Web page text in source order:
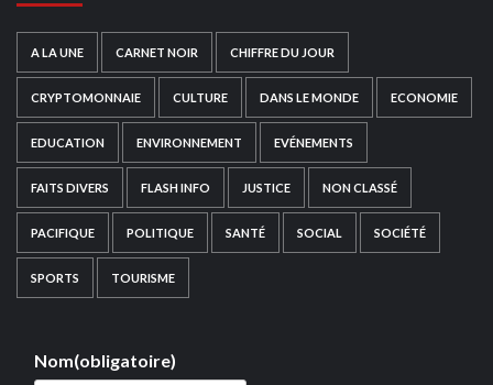
A LA UNE CARNET NOIR CHIFFRE DU JOUR
CRYPTOMONNAIE CULTURE DANS LE MONDE ECONOMIE
EDUCATION ENVIRONNEMENT EVÉNEMENTS
FAITS DIVERS FLASH INFO JUSTICE NON CLASSÉ
PACIFIQUE POLITIQUE SANTÉ SOCIAL SOCIÉTÉ
SPORTS TOURISME
Nom(obligatoire)